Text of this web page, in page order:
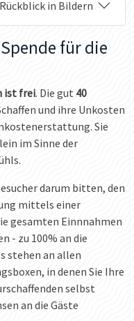
in Bildern
für die
ist frei. Die gut 40
und ihre Unkosten
Sie
im Sinne der
darum bitten, den
mittels einer
gesamten Einnnahmen
- zu 100% an die
stehen an allen
in denen Sie Ihre
selbst
an die Gäste